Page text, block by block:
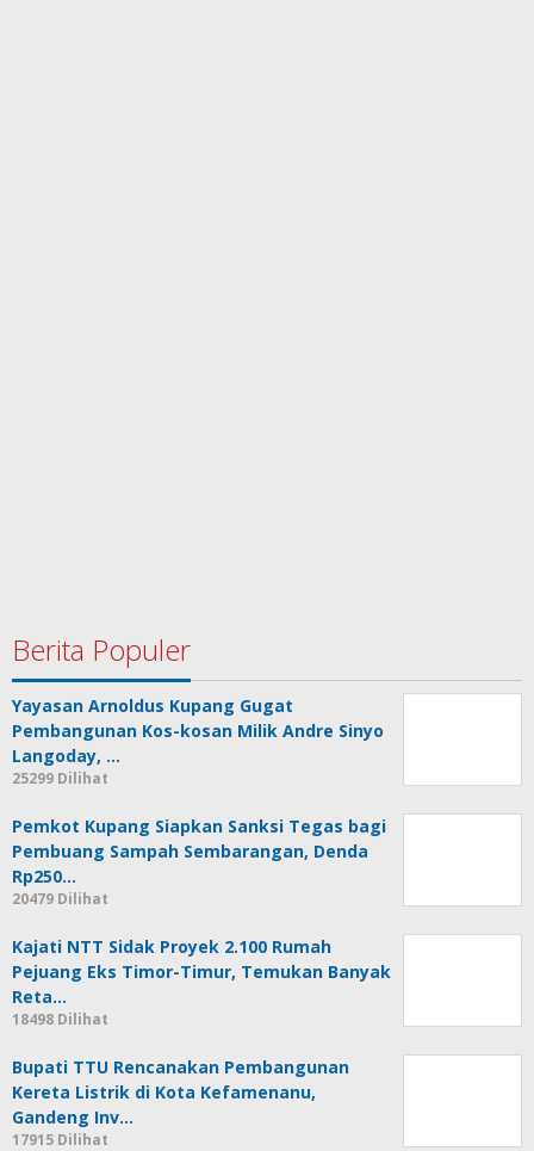
Berita Populer
Yayasan Arnoldus Kupang Gugat
Pembangunan Kos-kosan Milik Andre Sinyo
Langoday, …
25299 Dilihat
Pemkot Kupang Siapkan Sanksi Tegas bagi
Pembuang Sampah Sembarangan, Denda
Rp250…
20479 Dilihat
Kajati NTT Sidak Proyek 2.100 Rumah
Pejuang Eks Timor-Timur, Temukan Banyak
Reta…
18498 Dilihat
Bupati TTU Rencanakan Pembangunan
Kereta Listrik di Kota Kefamenanu,
Gandeng Inv…
17915 Dilihat